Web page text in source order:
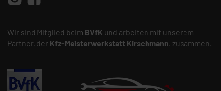
Wir sind Mitglied beim BVfK und arbeiten mit unserem
Partner, der Kfz-Meisterwerkstatt Kirschmann, zusammen.